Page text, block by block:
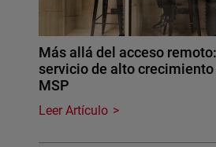
Más allá del acceso
servicio de alto
MSP
Leer Artículo